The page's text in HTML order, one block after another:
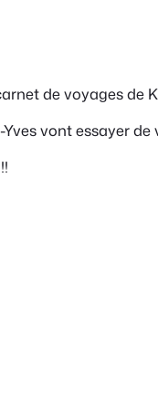
de voyages de
vont essayer